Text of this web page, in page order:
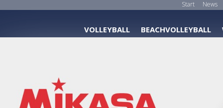
Start News
VOLLEYBALL BEACHVOLLEYBALL